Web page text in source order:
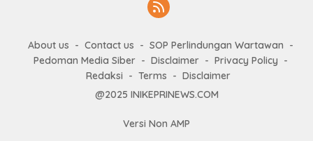
About us Contact us
SOP Perlindungan Wartawan
Pedoman Media Siber
Disclaimer
Privacy Policy
Redaksi
Terms
Disclaimer
@2025 INIKEPRINEWS.COM
Versi Non AMP